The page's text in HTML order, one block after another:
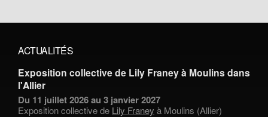
ACTUALITÉS
Exposition collective de Lily Franey à Moulins dans
l'Allier
Du 11 juillet 2026 au 3 janvier 2027
Exposition collective de Lily Franey à Moulins (Allier)